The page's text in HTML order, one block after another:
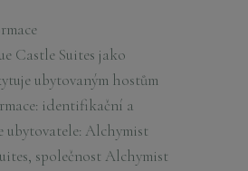
Castle Suites jako
ubytovaným hostům
identifikační a
Alchymist
společnost Alchymist